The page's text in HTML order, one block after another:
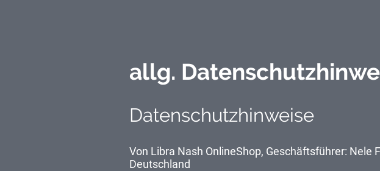
allg.
Datenschutzhinweise
Von Libra Nash OnlineShop, Geschäftsführer:
Deutschland